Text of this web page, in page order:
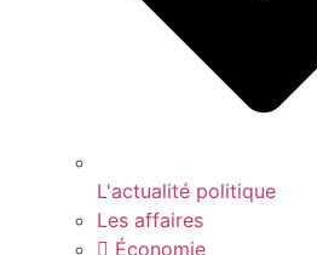
L'actualité politique
Les affaires
Économie